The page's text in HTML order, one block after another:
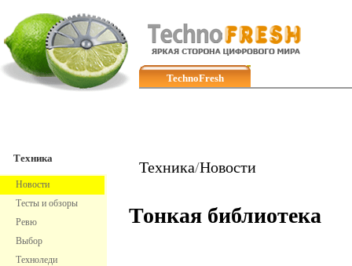
TechnoFresh
Техника
Новости
Тесты и обзоры
Ревю
Выбор
Техноледи
Техника/Новости
Тонкая библиотека